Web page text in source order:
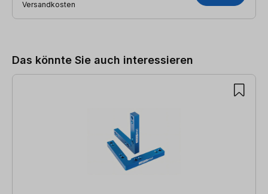
Versandkosten
Das könnte Sie auch interessieren